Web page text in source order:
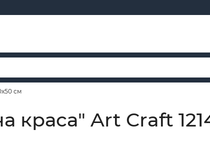
см
Art Craft